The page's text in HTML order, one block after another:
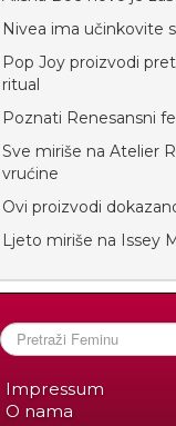
Nivea ima učinkovite
Pop Joy proizvodi
ritual
Poznati Renesansni
Sve miriše na Atelier
vrućine
Ovi proizvodi
Ljeto miriše na Issey
Impressum
O nama